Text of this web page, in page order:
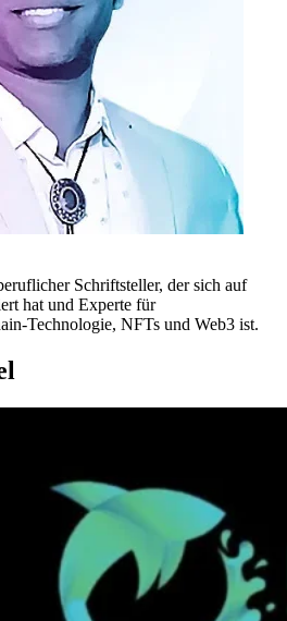
Schriftsteller, der sich auf
hat und Experte für
Technologie, NFTs und Web3 ist.